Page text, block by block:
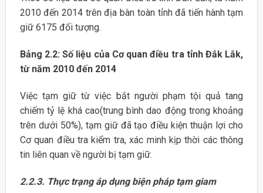
2010 đến 2014 trên địa bàn toàn tỉnh đã tiến hành tạm
giữ 6175 đối tượng.
Bảng 2.2: Số liệu của Cơ quan điều tra tỉnh Đắk Lắk,
từ năm 2010 đến 2014
Việc tạm giữ từ việc bắt người phạm tội quả tang
chiếm tỷ lệ khá cao(trung bình dao động trong khoảng
trên dưới 50%), tạm giữ đã tạo điều kiện thuận lợi cho
Cơ quan điều tra kiểm tra, xác minh kịp thời các thông
tin liên quan về người bị tạm giữ.
2.2.3. Thực trạng áp dụng biện pháp tạm giam